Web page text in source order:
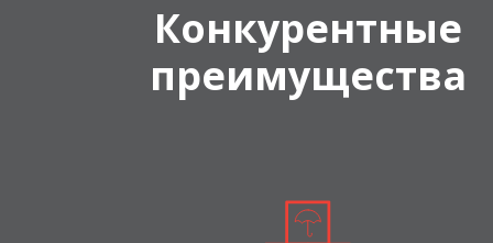
Конкурентные
преимущества